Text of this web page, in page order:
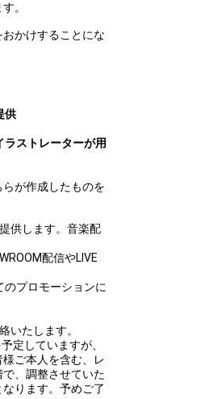
。
かけすることにな
供
ラストレーターが用
が作成したものを
供します。音楽配
配信やLIVE
プロモーションに
いたします。
定していますが、
ご本人を含む、レ
、調整させていた
ります。予めご了